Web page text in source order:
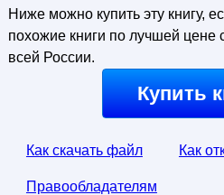
Ниже можно купить эту книгу,
похожие книги по лучшей цене
всей России.
Купить
Как скачать файл Как
Правообладателям